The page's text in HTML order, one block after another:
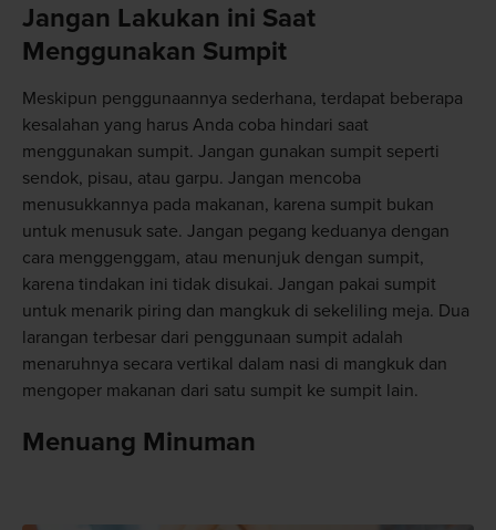
Jangan Lakukan ini Saat
Menggunakan Sumpit
Meskipun penggunaannya sederhana, terdapat beberapa
kesalahan yang harus Anda coba hindari saat
menggunakan sumpit. Jangan gunakan sumpit seperti
sendok, pisau, atau garpu. Jangan mencoba
menusukkannya pada makanan, karena sumpit bukan
untuk menusuk sate. Jangan pegang keduanya dengan
cara menggenggam, atau menunjuk dengan sumpit,
karena tindakan ini tidak disukai. Jangan pakai sumpit
untuk menarik piring dan mangkuk di sekeliling meja. Dua
larangan terbesar dari penggunaan sumpit adalah
menaruhnya secara vertikal dalam nasi di mangkuk dan
mengoper makanan dari satu sumpit ke sumpit lain.
Menuang Minuman